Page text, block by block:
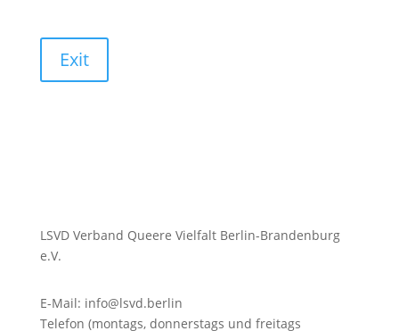
Exit
LSVD Verband Queere Vielfalt Berlin-Brandenburg
e.V.
E-Mail: info@lsvd.berlin
Telefon (montags, donnerstags und freitags